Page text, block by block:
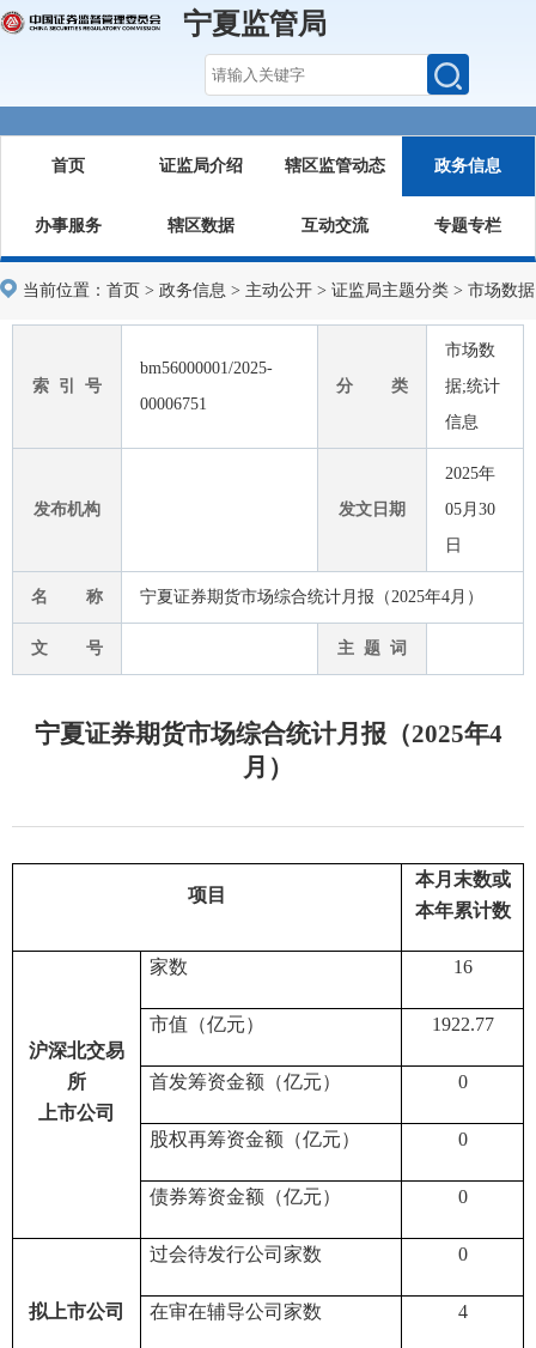
宁夏监管局
首页 证监局介绍 辖区监管动态 政务信息
办事服务 辖区数据 互动交流 专题专栏
当前位置： 首页 > 政务信息 > 主动公开 > 证监局主题分类 > 市场数据
索 引 号
bm56000001/2025-
00006751
分 类
市场数
据;统计
信息
发布机构 发文日期
2025年
05月30
日
名 称 宁夏证券期货市场综合统计月报（2025年4月）
文 号 主 题 词
宁夏证券期货市场综合统计月报（2025年4
月）
项目
本月末数或
本年累计数
沪深北交易
所
上市公司
家数 16
市值（亿元） 1922.77
首发筹资金额（亿元） 0
股权再筹资金额（亿元） 0
债券筹资金额（亿元） 0
拟上市公司
过会待发行公司家数 0
在审在辅导公司家数 4